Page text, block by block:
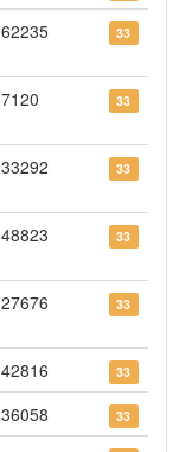
62235 33
7120 33
33292 33
48823 33
27676 33
42816 33
36058 33